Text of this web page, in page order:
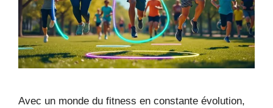
Avec un monde du fitness en constante évolution,